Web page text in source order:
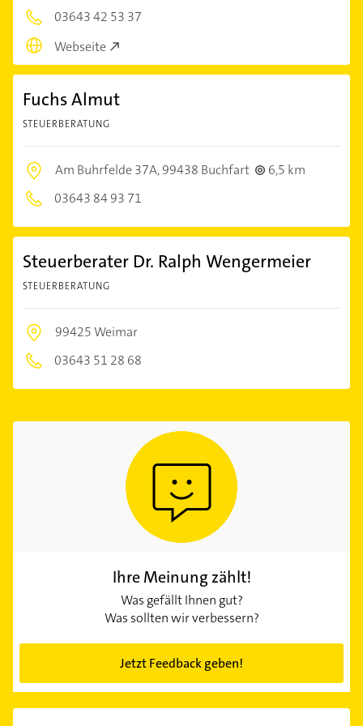
03643 42 53 37
Webseite
Fuchs Almut
STEUERBERATUNG
Am Buhrfelde 37A,99438 Buchfart
6,5 km
03643 84 93 71
Steuerberater Dr. Ralph Wengermeier
STEUERBERATUNG
99425 Weimar
03643 51 28 68
Ihre Meinung zählt!
Was gefällt Ihnen gut?
Was sollten wir verbessern?
Jetzt Feedback geben!